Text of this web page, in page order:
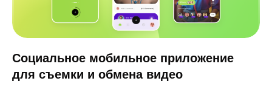
Социальное мобильное приложение